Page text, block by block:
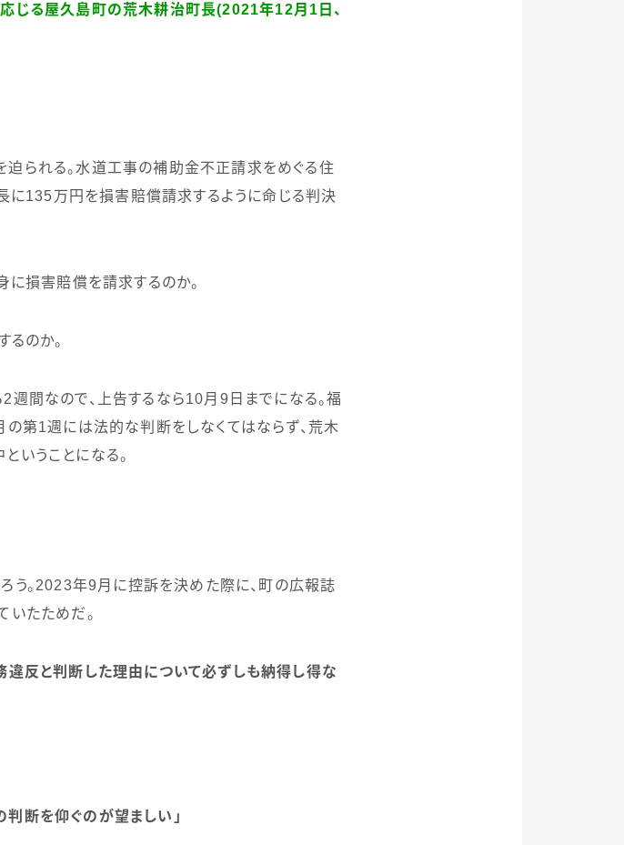
じる屋久島町の荒木耕治町長(2021年12月 1 日、
られる。水道工事の補助金不正請求をめぐる住
に135万円を損害賠償請求するように命じる判決
に損害賠償を請求するのか。
るのか。
2週間なので、上告するなら10月 9 日までになる。福
の第1週には法的な判断をしなくてはならず、荒木
いうことになる。
う。 2023年9 月に控訴を決めた際に、町の広報誌
いたためだ。
違反と判断した理由について必ずしも納得し得な
断を仰ぐのが望ましい」